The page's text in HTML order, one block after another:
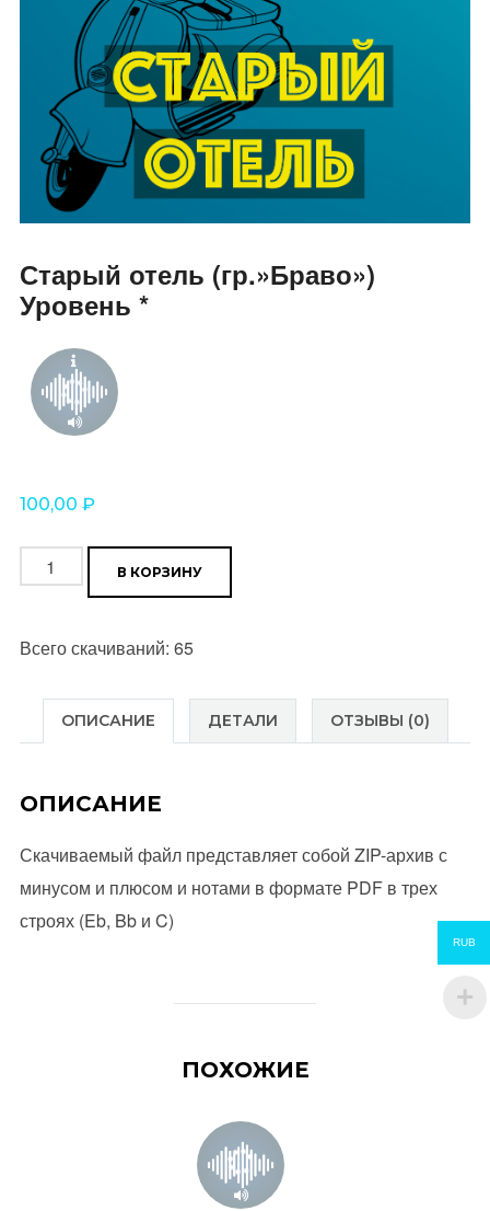
Старый отель (гр.»Браво»)
Уровень *
100,00 ₽
Количество
товара
отель
Уровень
*
В КОРЗИНУ
Всего скачиваний: 65
ОПИСАНИЕ ДЕТАЛИ ОТЗЫВЫ (0)
ОПИСАНИЕ
Скачиваемый файл представляет собой ZIP-архив с
минусом и плюсом и нотами в формате PDF в трех
строях (Eb, Bb и C)
ПОХОЖИЕ
RUB